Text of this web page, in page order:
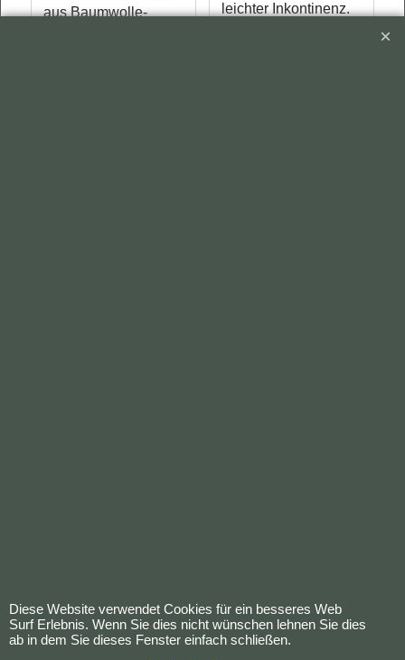
aus Baumwolle-
leichter Inkontinenz.
Diese Website verwendet Cookies für ein besseres Web
Surf Erlebnis. Wenn Sie dies nicht wünschen lehnen Sie dies
ab in dem Sie dieses Fenster einfach schließen.